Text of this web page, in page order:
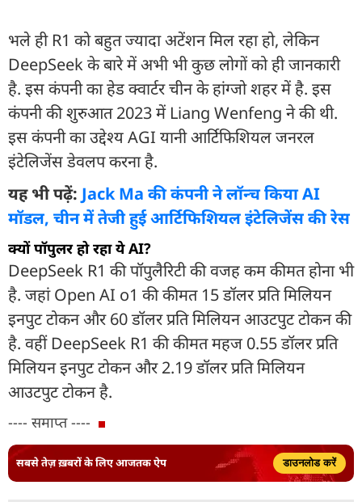
भले ही R1 को बहुत ज्यादा अटेंशन मिल रहा हो, लेकिन
DeepSeek के बारे में अभी भी कुछ लोगों को ही जानकारी
है. इस कंपनी का हेड क्वार्टर चीन के हांग्जो शहर में है. इस
कंपनी की शुरुआत 2023 में Liang Wenfeng ने की थी.
इस कंपनी का उद्देश्य AGI यानी आर्टिफिशियल जनरल
इंटेलिजेंस डेवलप करना है.
यह भी पढ़ें: Jack Ma की कंपनी ने लॉन्च किया AI
मॉडल, चीन में तेजी हुई आर्टिफिशियल इंटेलिजेंस की रेस
क्यों पॉपुलर हो रहा ये AI?
DeepSeek R1 की पॉपुलैरिटी की वजह कम कीमत होना भी
है. जहां Open AI o1 की कीमत 15 डॉलर प्रति मिलियन
इनपुट टोकन और 60 डॉलर प्रति मिलियन आउटपुट टोकन की
है. वहीं DeepSeek R1 की कीमत महज 0.55 डॉलर प्रति
मिलियन इनपुट टोकन और 2.19 डॉलर प्रति मिलियन
आउटपुट टोकन है.
---- समाप्त ----
सबसे तेज़ ख़बरों के लिए आजतक ऐप डाउनलोड करें